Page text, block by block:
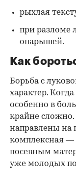
рыхлая
при разломе
опарышей.
Как
Борьба с
характер.
особенно в
крайне сложно.
направлены на
комплексная —
посевным
уже молодых